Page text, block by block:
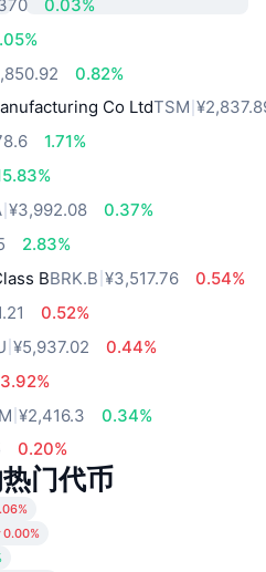
0.03%
0.82%
Co LtdTSM
1.71%
¥3,992.08
0.37%
2.83%
BBRK.B ¥3,517.76
0.54%
0.52%
¥5,937.02
0.44%
3.92%
¥2,416.3
0.34%
0.20%
门代币
0.00%